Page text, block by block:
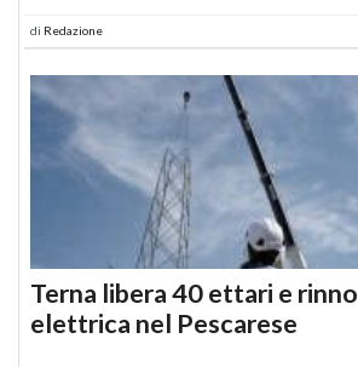
di Redazione
Terna libera 40 ettari e
elettrica nel Pescarese